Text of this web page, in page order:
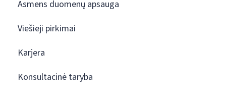
Asmens duomenų apsauga
Viešieji pirkimai
Karjera
Konsultacinė taryba